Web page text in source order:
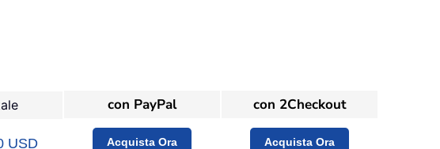
con PayPal con 2Checkout
Acquista Ora Acquista Ora